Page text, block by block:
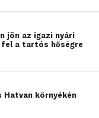
az
jön az igazi nyári
a tartós hőségre
Hatvan környékén